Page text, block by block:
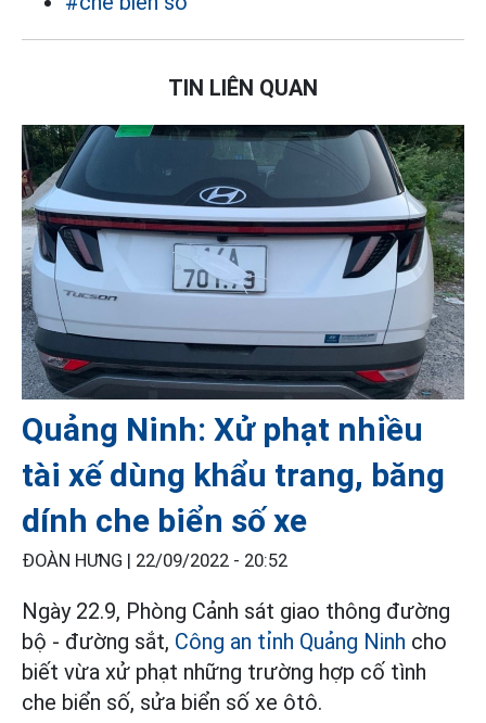
TIN LIÊN QUAN
Quảng Ninh: Xử phạt nhiều
tài xế dùng khẩu trang, băng
dính che biển số xe
ĐOÀN HƯNG | 22/09/2022 - 20:52
Ngày 22.9, Phòng Cảnh sát giao thông đường
bộ - đường sắt, Công an tỉnh Quảng Ninh cho
biết vừa xử phạt những trường hợp cố tình
che biển số, sửa biển số xe ôtô.